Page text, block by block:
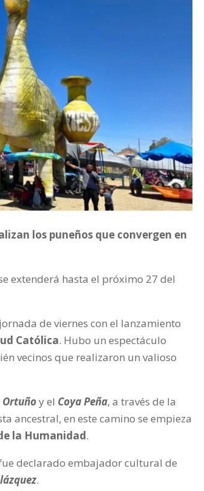
los puneños que convergen en
extenderá hasta el próximo 27 del
de viernes con el lanzamiento
Católica. Hubo un espectáculo
vecinos que realizaron un valioso
Ortuñoy el Coya Peña, a través de la
ancestral, en este camino se empieza
la Humanidad.
declarado embajador cultural de
.